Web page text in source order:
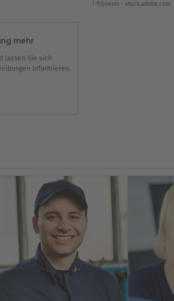
mehr
lassen Sie sich
informieren.
©bnenin - stock.adobe.com